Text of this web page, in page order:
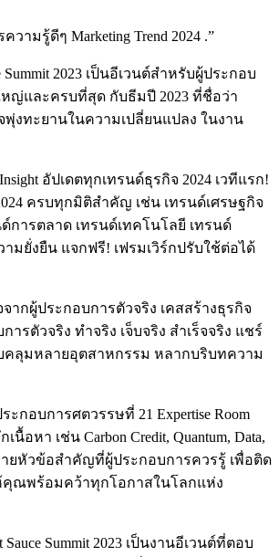
วามรู้ดีๆ Marketing Trend 2024 .”
Summit 2023 เป็นอีเวนต์สำหรับผู้ประกอบ
ญ่และครบที่สุด กับธีมปี 2023 ที่ชื่อว่า
พุ่งทะยานในความเปลี่ยนแปลง ในงาน
Insight อัปเดตทุกเทรนด์ธุรกิจ 2024 เวทีแรก!
ครบทุกมิติสำคัญ เช่น เทรนด์เศรษฐกิจ
การตลาด เทรนด์เทคโนโลยี เทรนด์
มยั่งยืน แจกฟรี! เฟรมเวิร์กปรับใช้ต่อได้
ากผู้ประกอบการตัวจริง เคสสร้างธุรกิจ
ารตัวจริง ทำจริง เจ็บจริง สำเร็จจริง แชร์
คลุมหลายอุตสาหกรรม หลากบริบทความ
ะกอบการศตวรรษที่ 21 Expertise Room
นื้อหา เช่น Carbon Credit, Quantum, Data,
ยหัวข้อสำคัญที่ผู้ประกอบการควรรู้ เพื่อติด
คุณพร้อมคว้าทุกโอกาสในโลกแห่ง
Sauce Summit 2023 เป็นงานอีเวนต์ที่ตอบ